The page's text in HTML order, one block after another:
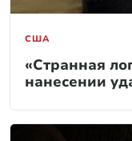
США
«Странная
нанесении